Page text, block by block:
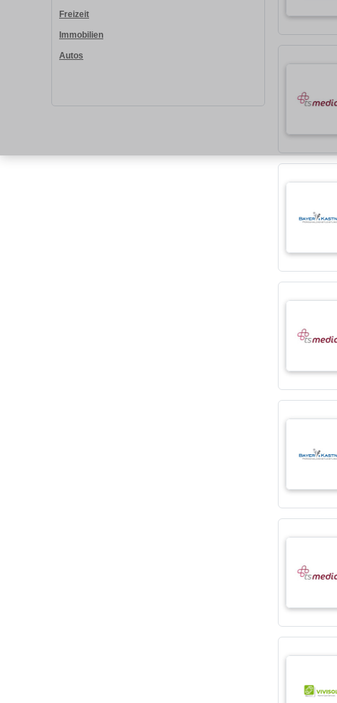
Freizeit
Immobilien
Autos